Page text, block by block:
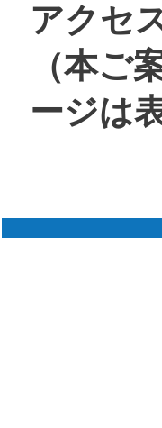
アクセ
（本ご
ージは